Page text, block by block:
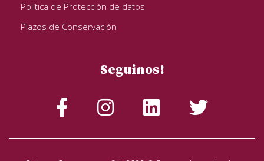
Política de Protección de datos
Plazos de Conservación
Seguinos!